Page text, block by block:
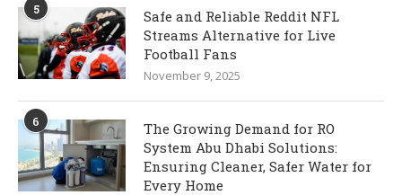
5
Safe and Reliable Reddit NFL
Streams Alternative for Live
Football Fans
November 9, 2025
6
The Growing Demand for RO
System Abu Dhabi Solutions:
Ensuring Cleaner, Safer Water for
Every Home